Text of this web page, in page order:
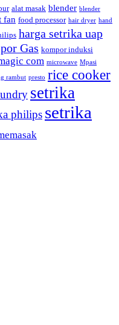
alat masak blender blender
fan food processor hair dryer hand
harga setrika uap
Gas kompor induksi
com microwave Mpasi
rambut presto rice cooker
setrika
philips setrika